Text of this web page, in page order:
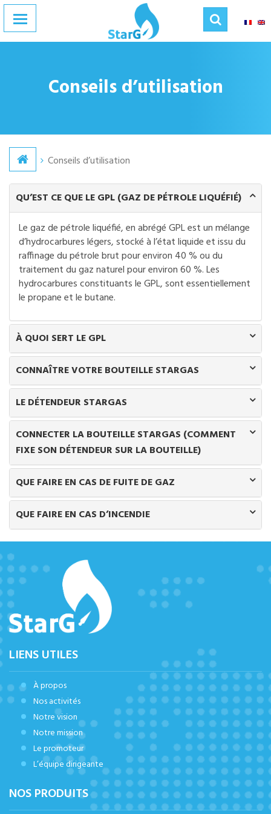
Accueil
Présentation
Actualité
Points de vente
Contact
+237 655 38 00 00
Suivez-nous
Conseils d’utilisation
Conseils d’utilisation
QU’EST CE QUE LE GPL (GAZ DE PÉTROLE LIQUÉFIÉ)
Le gaz de pétrole liquéfié, en abrégé GPL est un mélange
d’hydrocarbures légers, stocké à l’état liquide et issu du
raffinage du pétrole brut pour environ 40 % ou du
traitement du gaz naturel pour environ 60 %. Les
hydrocarbures constituants le GPL, sont essentiellement
le propane et le butane.
À QUOI SERT LE GPL
CONNAÎTRE VOTRE BOUTEILLE STARGAS
LE DÉTENDEUR STARGAS
CONNECTER LA BOUTEILLE STARGAS (COMMENT
FIXE SON DÉTENDEUR SUR LA BOUTEILLE)
QUE FAIRE EN CAS DE FUITE DE GAZ
QUE FAIRE EN CAS D’INCENDIE
LIENS UTILES
À propos
Nos activités
Notre vision
Notre mission
Le promoteur
L’équipe dirigeante
NOS PRODUITS